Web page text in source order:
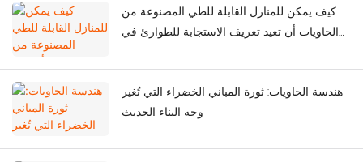
كيف يمكن للمنازل القابلة للطي المصنوعة من
الحاويات أن تعيد تعريف الاستجابة للطوارئ في
هندسة الحاويات: ثورة المباني الخضراء التي تُغير
وجه البناء الحديث